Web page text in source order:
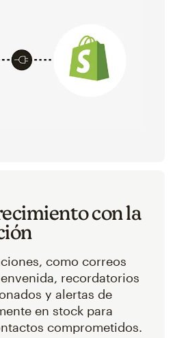
con la
como correos
recordatorios
y alertas de
en stock para
comprometidos.